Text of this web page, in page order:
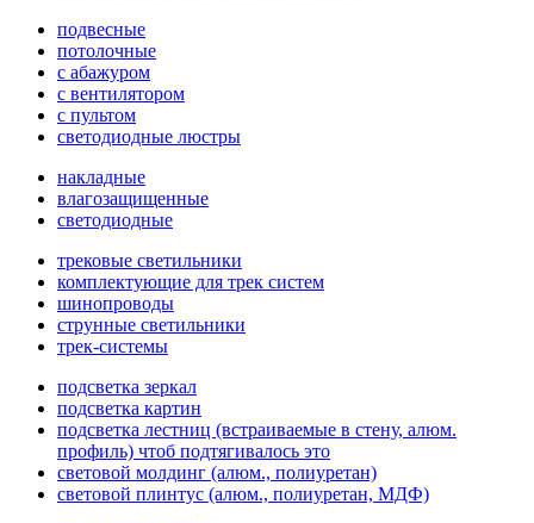
подвесные
потолочные
с абажуром
с вентилятором
с пультом
светодиодные люстры
накладные
влагозащищенные
светодиодные
трековые светильники
комплектующие для трек систем
шинопроводы
струнные светильники
трек-системы
подсветка зеркал
подсветка картин
подсветка лестниц (встраиваемые в стену, алюм.
профиль) чтоб подтягивалось это
световой молдинг (алюм., полиуретан)
световой плинтус (алюм., полиуретан, МДФ)